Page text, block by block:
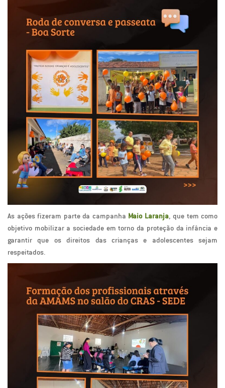
As ações fizeram parte da campanha Maio Laranja, que tem como
objetivo mobilizar a sociedade em torno da proteção da infância e
garantir que os direitos das crianças e adolescentes sejam
respeitados.